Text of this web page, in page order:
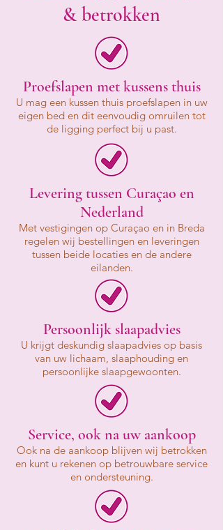
& betrokken
Proefslapen met kussens thuis
U mag een kussen thuis proefslapen in uw
eigen bed en dit eenvoudig omruilen tot
de ligging perfect bij u past.
Levering tussen Curaçao en
Nederland
Met vestigingen op Curaçao en in Breda
regelen wij bestellingen en leveringen
tussen beide locaties en de andere
eilanden.
Persoonlijk slaapadvies
U krijgt deskundig slaapadvies op basis
van uw lichaam, slaaphouding en
persoonlijke slaapgewoonten.
Service, ook na uw aankoop
Ook na de aankoop blijven wij betrokken
en kunt u rekenen op betrouwbare service
en ondersteuning.